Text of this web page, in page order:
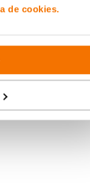
de cookies.